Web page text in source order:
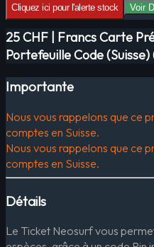
Cliquez ici pour l'alerte stock Voir
25 CHF | Francs Carte
Portefeuille Code
Importante
Nous vous rappelons que ce
comptes en Suisse.
Nous vous rappelons que ce
comptes en Suisse.
Détails
Le Ticket Neosurf vous